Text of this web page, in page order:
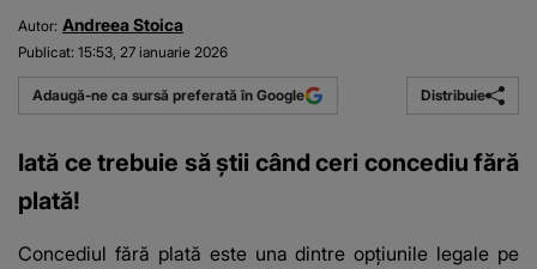
Autor: Andreea Stoica
Publicat: 15:53, 27 ianuarie 2026
Adaugă-ne ca sursă preferată în Google Distribuie
Iată ce trebuie să știi când ceri concediu fără
plată!
Concediul fără plată este una dintre opțiunile legale pe